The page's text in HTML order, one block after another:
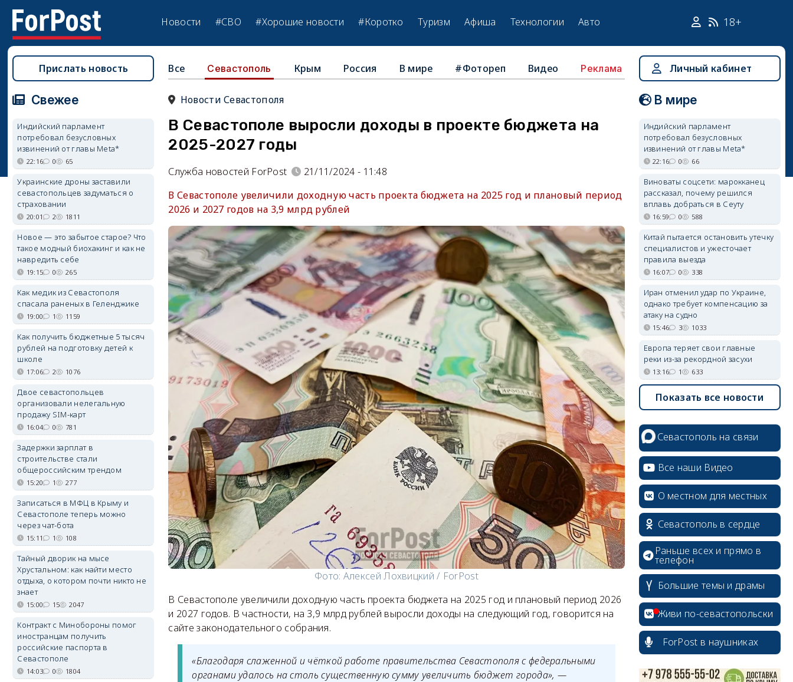
Новости #СВО #Хорошие новости #Коротко Туризм Афиша Технологии Авто 18+
Все Севастополь Крым Россия В мире #Фотореп Видео Реклама
Новости Севастополя
В Севастополе выросли доходы в проекте бюджета на
2025-2027 годы
Служба новостей ForPost
21/11/2024 - 11:48
В Севастополе увеличили доходную часть проекта бюджета на 2025 год и плановый период
2026 и 2027 годов на 3,9 млрд рублей
Фото: Алексей Лохвицкий / ForPost
В Севастополе увеличили доходную часть проекта бюджета на 2025 год и плановый период 2026
и 2027 годов. В частности, на 3,9 млрд рублей выросли доходы на следующий год, говорится на
сайте законодательного собрания.
«Благодаря слаженной и чёткой работе правительства Севастополя с федеральными
органами удалось на столь существенную сумму увеличить бюджет города», —
Прислать новость
Свежее
Индийский парламент
потребовал безусловных
извинений от главы Meta*
22:16 0 65
Украинские дроны заставили
севастопольцев задуматься о
страховании
20:01 2 1811
Новое — это забытое старое? Что
такое модный биохакинг и как не
навредить себе
19:15 0 265
Как медик из Севастополя
спасала раненых в Геленджике
19:00 1 1159
Как получить бюджетные 5 тысяч
рублей на подготовку детей к
школе
17:06 2 1076
Двое севастопольцев
организовали нелегальную
продажу SIM-карт
16:04 0 781
Задержки зарплат в
строительстве стали
общероссийским трендом
15:20 1 277
Записаться в МФЦ в Крыму и
Севастополе теперь можно
через чат-бота
15:11 1 108
Тайный дворик на мысе
Хрустальном: как найти место
отдыха, о котором почти никто не
знает
15:00 15 2047
Контракт с Минобороны помог
иностранцам получить
российские паспорта в
Севастополе
14:03 0 1804
Личный кабинет
В мире
Индийский парламент
потребовал безусловных
извинений от главы Meta*
22:16 0 66
Виноваты соцсети: марокканец
рассказал, почему решился
вплавь добраться в Сеуту
16:59 0 588
Китай пытается остановить утечку
специалистов и ужесточает
правила выезда
16:07 0 338
Иран отменил удар по Украине,
однако требует компенсацию за
атаку на судно
15:46 3 1033
Европа теряет свои главные
реки из-за рекордной засухи
13:16 1 633
Показать все новости
Севастополь на связи
Все наши Видео
О местном для местных
Севастополь в сердце
Раньше всех и прямо в
телефон
Большие темы и драмы
Живи по-севастопольски
ForPost в наушниках
erid: 2SDnjcrDNw6
erid: 2SDnjdPjgYS